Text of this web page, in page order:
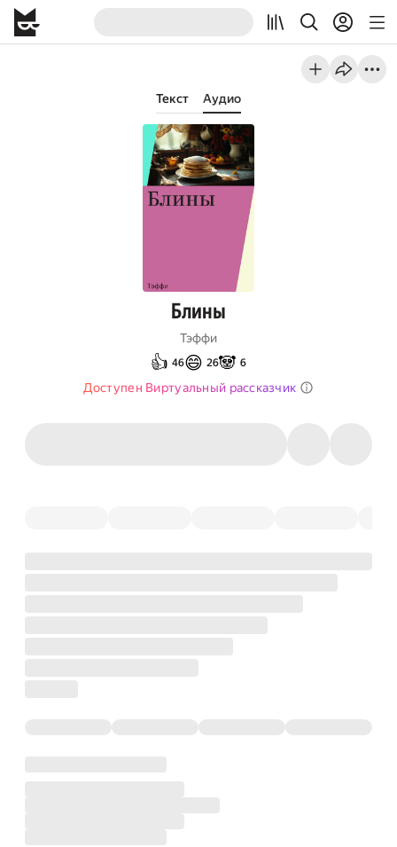
Текст Аудио
Блины
Тэффи
👍 46😄 26🐼 6
Доступен Виртуальный рассказчик